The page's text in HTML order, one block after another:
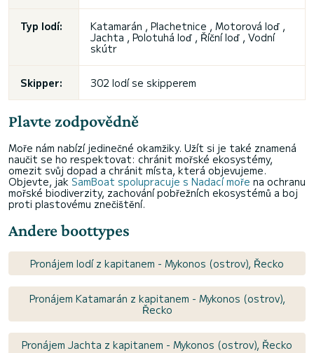
Typ lodí:
Katamarán , Plachetnice , Motorová loď ,
Jachta , Polotuhá loď , Říční loď , Vodní
skútr
Skipper: 302 lodí se skipperem
Plavte zodpovědně
Moře nám nabízí jedinečné okamžiky. Užít si je také znamená
naučit se ho respektovat: chránit mořské ekosystémy,
omezit svůj dopad a chránit místa, která objevujeme.
Objevte, jak SamBoat spolupracuje s Nadací moře na ochranu
mořské biodiverzity, zachování pobřežních ekosystémů a boj
proti plastovému znečištění.
Andere boottypes
Pronájem lodí z kapitanem - Mykonos (ostrov), Řecko
Pronájem Katamarán z kapitanem - Mykonos (ostrov),
Řecko
Pronájem Jachta z kapitanem - Mykonos (ostrov), Řecko